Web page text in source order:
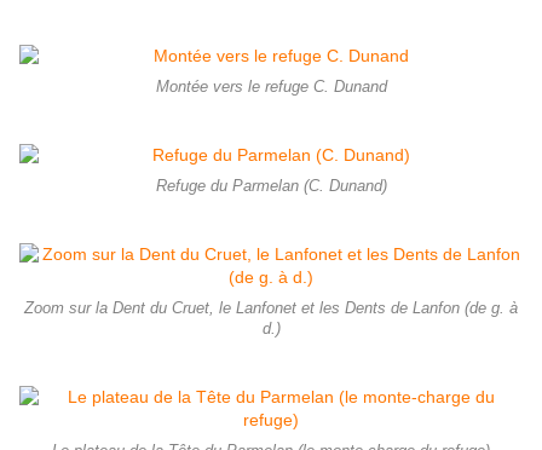
Montée vers le refuge C. Dunand
Refuge du Parmelan (C. Dunand)
Zoom sur la Dent du Cruet, le Lanfonet et les Dents de Lanfon (de g. à
d.)